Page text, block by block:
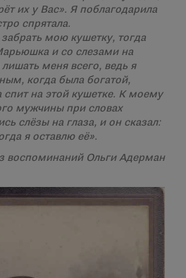
их у Вас». Я поблагодарила
спрятала.
мою кушетку, тогда
и со слезами на
меня всего, ведь я
когда была богатой,
спит на этой кушетке. К моему
мужчины при словах
слёзы на глаза, и он сказал:
я оставлю её».
воспоминаний Ольги Адерман